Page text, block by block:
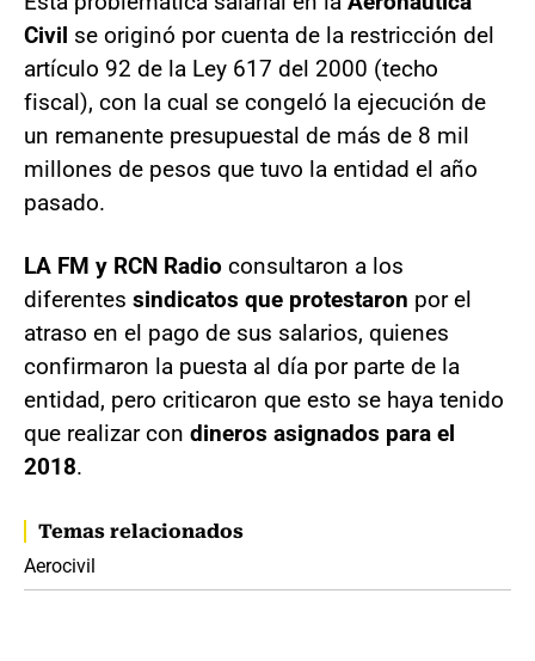
Civil se originó por cuenta de la restricción del
artículo 92 de la Ley 617 del 2000 (techo
fiscal), con la cual se congeló la ejecución de
un remanente presupuestal de más de 8 mil
millones de pesos que tuvo la entidad el año
pasado.
LA FM y RCN Radio consultaron a los
diferentes sindicatos que protestaron por el
atraso en el pago de sus salarios, quienes
confirmaron la puesta al día por parte de la
entidad, pero criticaron que esto se haya tenido
que realizar con dineros asignados para el
2018.
Temas relacionados
Aerocivil